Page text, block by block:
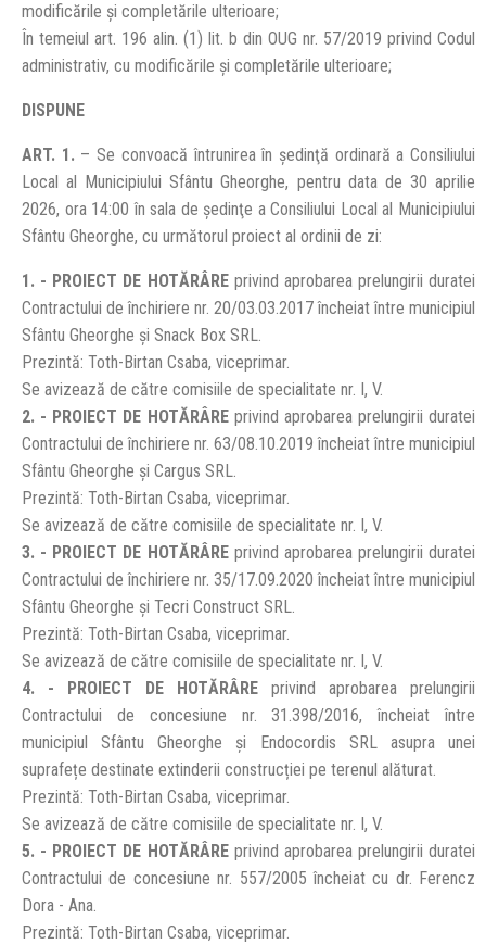
modificările și completările ulterioare;
În temeiul art. 196 alin. (1) lit. b din OUG nr. 57/2019 privind Codul
administrativ, cu modificările și completările ulterioare;
DISPUNE
ART. 1. – Se convoacă întrunirea în şedinţă ordinară a Consiliului
Local al Municipiului Sfântu Gheorghe, pentru data de 30 aprilie
2026, ora 14:00 în sala de şedinţe a Consiliului Local al Municipiului
Sfântu Gheorghe, cu următorul proiect al ordinii de zi:
1. - PROIECT DE HOTĂRÂREprivind aprobarea prelungirii duratei
Contractului de închiriere nr. 20/03.03.2017 încheiat între municipiul
Sfântu Gheorghe și Snack Box SRL.
Prezintă: Toth-Birtan Csaba, viceprimar.
Se avizează de către comisiile de specialitate nr. I, V.
2. - PROIECT DE HOTĂRÂREprivind aprobarea prelungirii duratei
Contractului de închiriere nr. 63/08.10.2019 încheiat între municipiul
Sfântu Gheorghe și Cargus SRL.
Prezintă: Toth-Birtan Csaba, viceprimar.
Se avizează de către comisiile de specialitate nr. I, V.
3. - PROIECT DE HOTĂRÂREprivind aprobarea prelungirii duratei
Contractului de închiriere nr. 35/17.09.2020 încheiat între municipiul
Sfântu Gheorghe și Tecri Construct SRL.
Prezintă: Toth-Birtan Csaba, viceprimar.
Se avizează de către comisiile de specialitate nr. I, V.
4. - PROIECT DE HOTĂRÂRE privind aprobarea prelungirii
Contractului de concesiune nr. 31.398/2016, încheiat între
municipiul Sfântu Gheorghe și Endocordis SRL asupra unei
suprafețe destinate extinderii construcției pe terenul alăturat.
Prezintă: Toth-Birtan Csaba, viceprimar.
Se avizează de către comisiile de specialitate nr. I, V.
5. - PROIECT DE HOTĂRÂREprivind aprobarea prelungirii duratei
Contractului de concesiune nr. 557/2005 încheiat cu dr. Ferencz
Dora - Ana.
Prezintă: Toth-Birtan Csaba, viceprimar.